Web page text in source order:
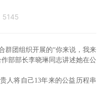
5145
群团组织开展的“你来说，我来
部部长李晓琳同志讲述她在公
人将自己13年来的公益历程串